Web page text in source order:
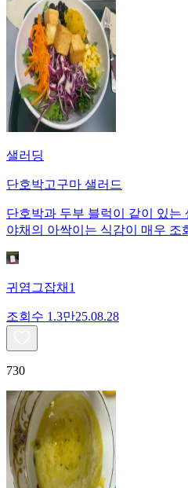
샐러딩
단호박고구마 샐러드
단호박과 두부 블럭이 같이 있
야채의 아싹이는 식감이 매우 조
귀염그잡채1
조회수 1.3만25.08.28
730